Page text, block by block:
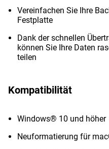
Vereinfachen Sie Ihre
Festplatte
Dank der schnellen
können Sie Ihre Daten
teilen
Kompatibilität
Windows® 10 und höher
Neuformatierung für